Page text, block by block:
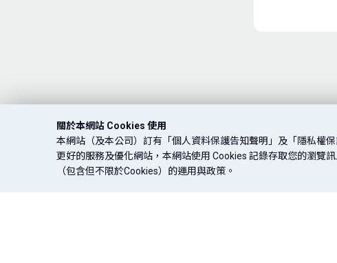
關於本網站 Cookies 使用
本網站（及本公司）訂有「個人資料保護告知聲明」及「隱私權
更好的服務及優化網站，本網站使用 Cookies 記錄存取您的瀏覽
（包含但不限於Cookies）的運用與政策。